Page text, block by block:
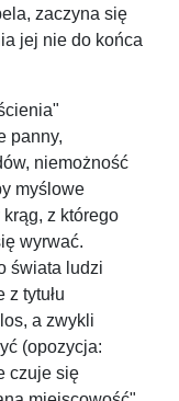
zaczyna się
jej nie do końca
panny,
niemożność
myślowe
z którego
wyrwać.
świata ludzi
tytułu
a zwykli
(opozycja:
czuje się